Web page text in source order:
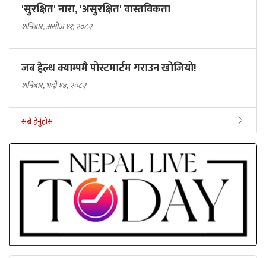
'सुरक्षित' नारा, 'असुरक्षित' वास्तविकता
शनिबार, असोज ११, २०८२
जब हेल्थ क्याम्पमै पोस्टमार्टम गराउन खोजियो!
शनिबार, भदौ १४, २०८२
सबै हेर्नुहोस